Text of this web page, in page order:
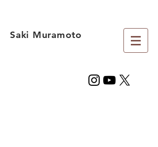
Saki Muramoto